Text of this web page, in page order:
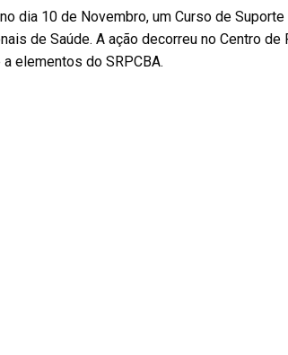
dia 10 de Novembro, um Curso de
de Saúde. A ação decorreu no Centro
elementos do SRPCBA.